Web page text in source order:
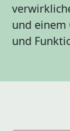
und einem
und